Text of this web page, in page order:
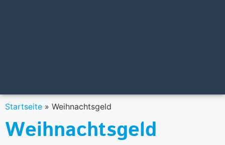
Startseite » Weihnachtsgeld
Weihnachtsgeld